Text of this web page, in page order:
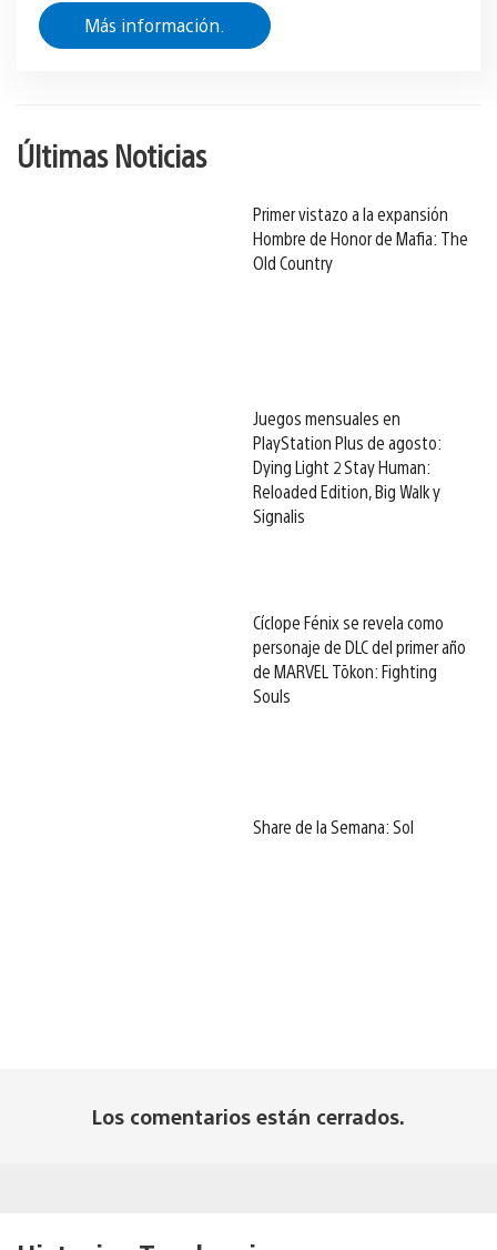
Más información.
Últimas Noticias
Primer vistazo a la expansión
Hombre de Honor de Mafia: The
Old Country
Juegos mensuales en
PlayStation Plus de agosto:
Dying Light 2 Stay Human:
Reloaded Edition, Big Walk y
Signalis
Cíclope Fénix se revela como
personaje de DLC del primer año
de MARVEL Tōkon: Fighting
Souls
Share de la Semana: Sol
Los comentarios están cerrados.